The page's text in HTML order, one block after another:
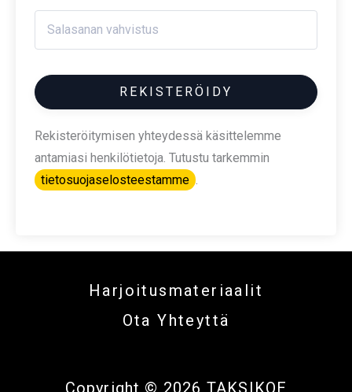
REKISTERÖIDY
Rekisteröitymisen yhteydessä käsittelemme
antamiasi henkilötietoja. Tutustu tarkemmin
tietosuojaselosteestamme
Harjoitusmateriaalit
Ota Yhteyttä
Copyright © 2026 TAKSIKOE